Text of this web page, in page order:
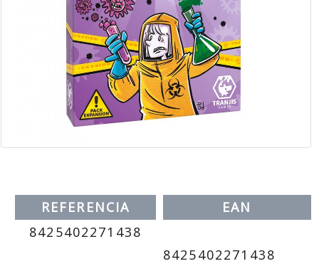
REFERENCIA
8425402271438
EAN
8425402271438